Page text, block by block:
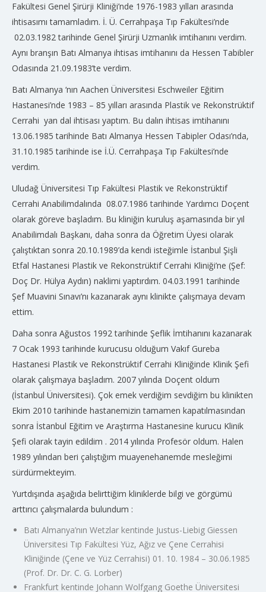
Fakültesi Genel Şirürji Kliniği’nde 1976-1983 yılları arasında
ihtisasımı tamamladım. İ. Ü. Cerrahpaşa Tıp Fakültesi’nde
02.03.1982 tarihinde Genel Şirürji Uzmanlık imtihanını verdim.
Aynı branşın Batı Almanya ihtisas imtihanını da Hessen Tabibler
Odasında 21.09.1983’te verdim.
Batı Almanya ‘nın Aachen Üniversitesi Eschweiler Eğitim
Hastanesi’nde 1983 – 85 yılları arasında Plastik ve Rekonstrüktif
Cerrahi yan dal ihtisası yaptım. Bu dalın ihtisas imtihanını
13.06.1985 tarihinde Batı Almanya Hessen Tabipler Odası’nda,
31.10.1985 tarihinde ise İ.Ü. Cerrahpaşa Tıp Fakültesi’nde
verdim.
Uludağ Üniversitesi Tıp Fakültesi Plastik ve Rekonstrüktif
Cerrahi Anabilimdalında 08.07.1986 tarihinde Yardımcı Doçent
olarak göreve başladım. Bu kliniğin kuruluş aşamasında bir yıl
Anabilimdalı Başkanı, daha sonra da Öğretim Üyesi olarak
çalıştıktan sonra 20.10.1989’da kendi isteğimle İstanbul Şişli
Etfal Hastanesi Plastik ve Rekonstrüktif Cerrahi Kliniği’ne (Şef:
Doç Dr. Hülya Aydın) naklimi yaptırdım. 04.03.1991 tarihinde
Şef Muavini Sınavı’nı kazanarak aynı klinikte çalışmaya devam
ettim.
Daha sonra Ağustos 1992 tarihinde Şeflik İmtihanını kazanarak
7 Ocak 1993 tarihinde kurucusu olduğum Vakıf Gureba
Hastanesi Plastik ve Rekonstrüktif Cerrahi Kliniğinde Klinik Şefi
olarak çalışmaya başladım. 2007 yılında Doçent oldum
(İstanbul Üniversitesi). Çok emek verdiğim sevdiğim bu klinikten
Ekim 2010 tarihinde hastanemizin tamamen kapatılmasından
sonra İstanbul Eğitim ve Araştırma Hastanesine kurucu Klinik
Şefi olarak tayin edildim . 2014 yılında Profesör oldum. Halen
1989 yılından beri çalıştığım muayenehanemde mesleğimi
sürdürmekteyim.
Yurtdışında aşağıda belirttiğim kliniklerde bilgi ve görgümü
arttırıcı çalışmalarda bulundum :
Batı Almanya’nın Wetzlar kentinde Justus-Liebig Giessen
Üniversitesi Tıp Fakültesi Yüz, Ağız ve Çene Cerrahisi
Kliniğinde (Çene ve Yüz Cerrahisi) 01. 10. 1984 – 30.06.1985
(Prof. Dr. Dr. C. G. Lorber)
Frankfurt kentinde Johann Wolfgang Goethe Üniversitesi